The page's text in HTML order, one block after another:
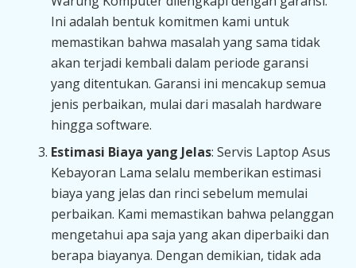
Ini adalah bentuk komitmen kami untuk
memastikan bahwa masalah yang sama tidak
akan terjadi kembali dalam periode garansi
yang ditentukan. Garansi ini mencakup semua
jenis perbaikan, mulai dari masalah hardware
hingga software.
Estimasi Biaya yang Jelas: Servis Laptop Asus
Kebayoran Lama selalu memberikan estimasi
biaya yang jelas dan rinci sebelum memulai
perbaikan. Kami memastikan bahwa pelanggan
mengetahui apa saja yang akan diperbaiki dan
berapa biayanya. Dengan demikian, tidak ada